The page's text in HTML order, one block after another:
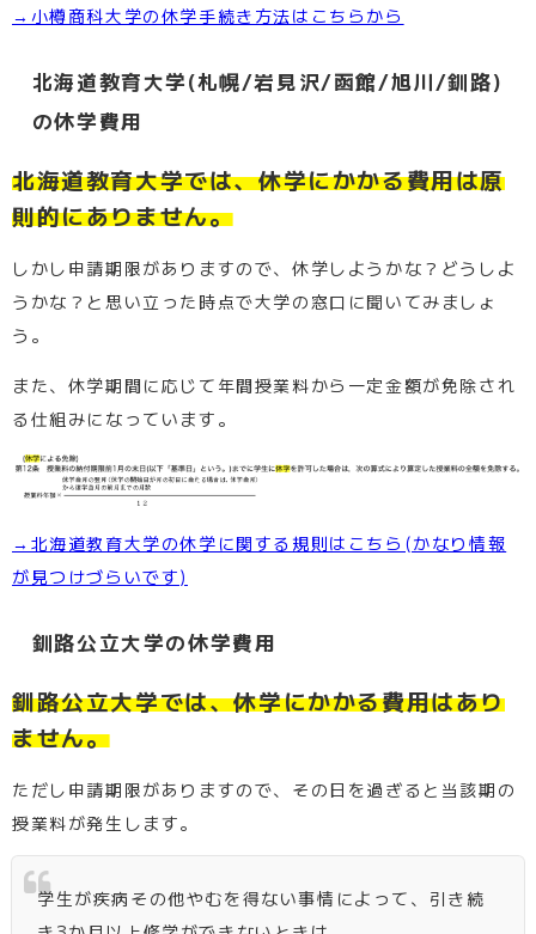
→小樽商科大学の休学手続き方法はこちらから
北海道教育大学(札幌/岩見沢/函館/旭川/釧路)
の休学費用
北海道教育大学では、休学にかかる費用は原
則的にありません。
しかし申請期限がありますので、休学しようかな？どうしよ
うかな？と思い立った時点で大学の窓口に聞いてみましょ
う。
また、休学期間に応じて年間授業料から一定金額が免除され
る仕組みになっています。
→北海道教育大学の休学に関する規則はこちら(かなり情報
が見つけづらいです)
釧路公立大学の休学費用
釧路公立大学では、休学にかかる費用はあり
ません。
ただし申請期限がありますので、その日を過ぎると当該期の
授業料が発生します。
学生が疾病その他やむを得ない事情によって、引き続